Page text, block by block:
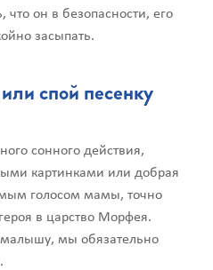
что он в безопасности, его
засыпать.
спой песенку
сонного действия,
картинками или добрая
голосом мамы, точно
в царство Морфея.
мы обязательно